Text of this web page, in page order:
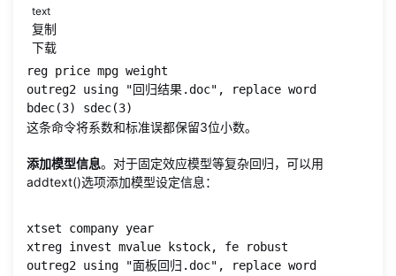
text
复制
下载
reg price mpg weight
outreg2 using "回归结果.doc", replace word
bdec(3) sdec(3)
这条命令将系数和标准误都保留3位小数。
添加模型信息。对于固定效应模型等复杂回归，可以用
addtext()选项添加模型设定信息：
xtset company year
xtreg invest mvalue kstock, fe robust
outreg2 using "面板回归.doc", replace word